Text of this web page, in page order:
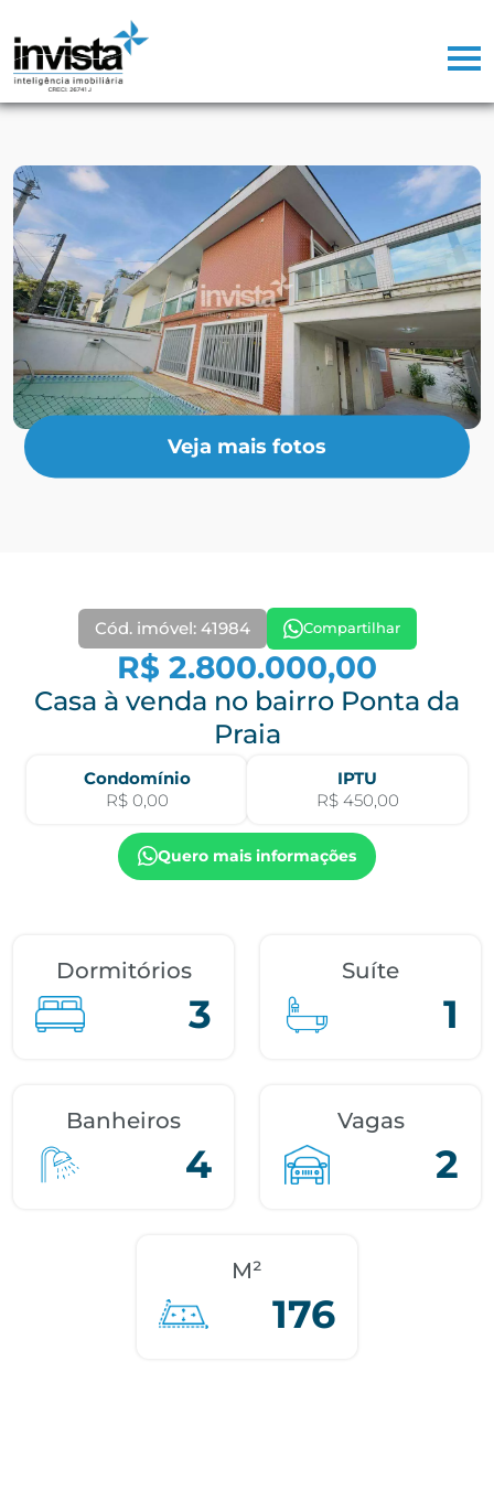
Veja mais fotos
Cód. imóvel: 41984 Compartilhar
R$ 2.800.000,00
Casa à venda no bairro Ponta da
Praia
Condomínio
R$ 0,00
IPTU
R$ 450,00
Quero mais informações
Dormitórios
3
Suíte
1
Banheiros
4
Vagas
2
M²
176